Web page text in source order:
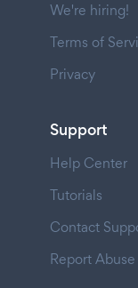
We're hiring!
Terms of
Privacy
Support
Help Center
Tutorials
Contact
Report Abuse